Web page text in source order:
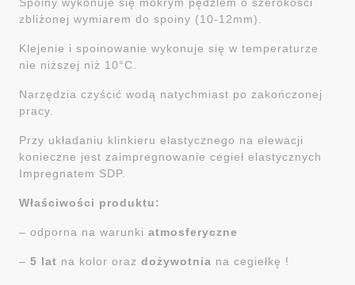
zbliżonej wymiarem do spoiny (10-12mm).
Klejenie i spoinowanie wykonuje się w temperaturze
nie niższej niż 10°C.
Narzędzia czyścić wodą natychmiast po zakończonej
pracy.
Przy układaniu klinkieru elastycznego na elewacji
konieczne jest zaimpregnowanie cegieł elastycznych
Impregnatem SDP.
Właściwości produktu:
– odporna na warunki atmosferyczne
– 5 lat na kolor oraz dożywotnia na cegiełkę !